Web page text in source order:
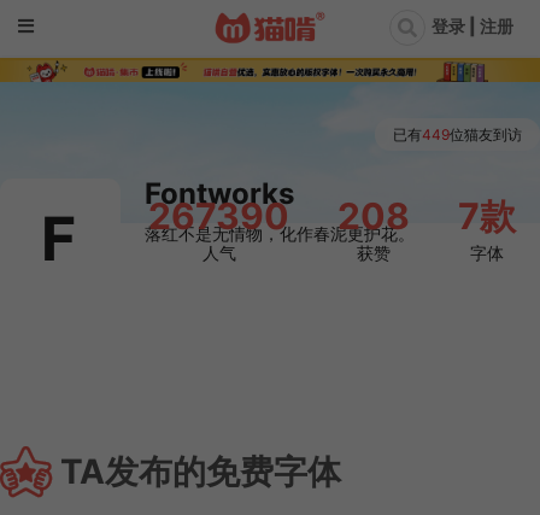
登录 | 注册
F
Fontworks
落红不是无情物，化作春泥更护花。
267390
人气
208
获赞
7款
字体
已有449位猫友到访
 TA发布的免费字体